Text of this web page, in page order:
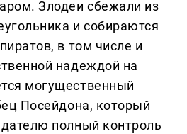
Злодеи сбежали из
и собираются
в том числе и
надеждой на
могущественный
Посейдона, который
полный контроль